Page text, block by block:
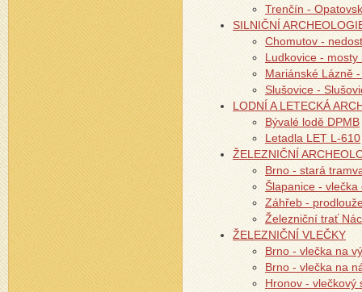
Trenčín -
SILNIČNÍ
Chomutov -
Ludkovice - mosty
Mariánské Lázně
Slušovice -
LODNÍ A LETECKÁ
Bývalé lodě DPMB
Letadla LET L-610
ŽELEZNIČNÍ
Brno - stará
Šlapanice -
Záhřeb -
Železniční trať
ŽELEZNIČNÍ VLEČKY
Brno - vlečka na
Brno - vlečka na
Hronov - vlečkový